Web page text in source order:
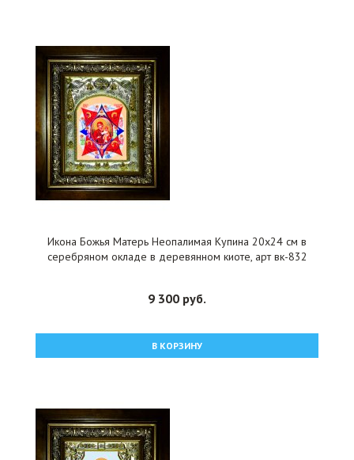
Икона Божья Матерь Неопалимая Купина 20x24 см в
серебряном окладе в деревянном киоте, арт вк-832
9 300 руб.
В КОРЗИНУ